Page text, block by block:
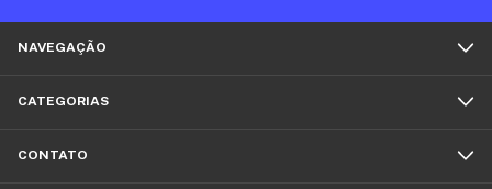
NAVEGAÇÃO
CATEGORIAS
CONTATO